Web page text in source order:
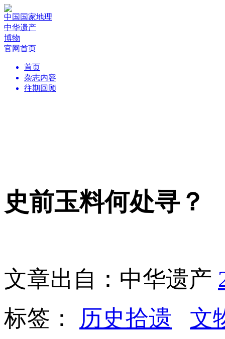
中国国家地理
中华遗产
博物
官网首页
首页
杂志内容
往期回顾
史前玉料何处寻？
文章出自：中华遗产
标签： 历史拾遗
文